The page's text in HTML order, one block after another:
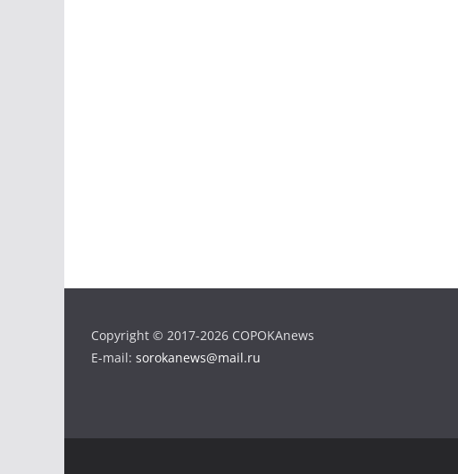
Copyright © 2017-2026 COPOKAnews
E-mail: sorokanews@mail.ru